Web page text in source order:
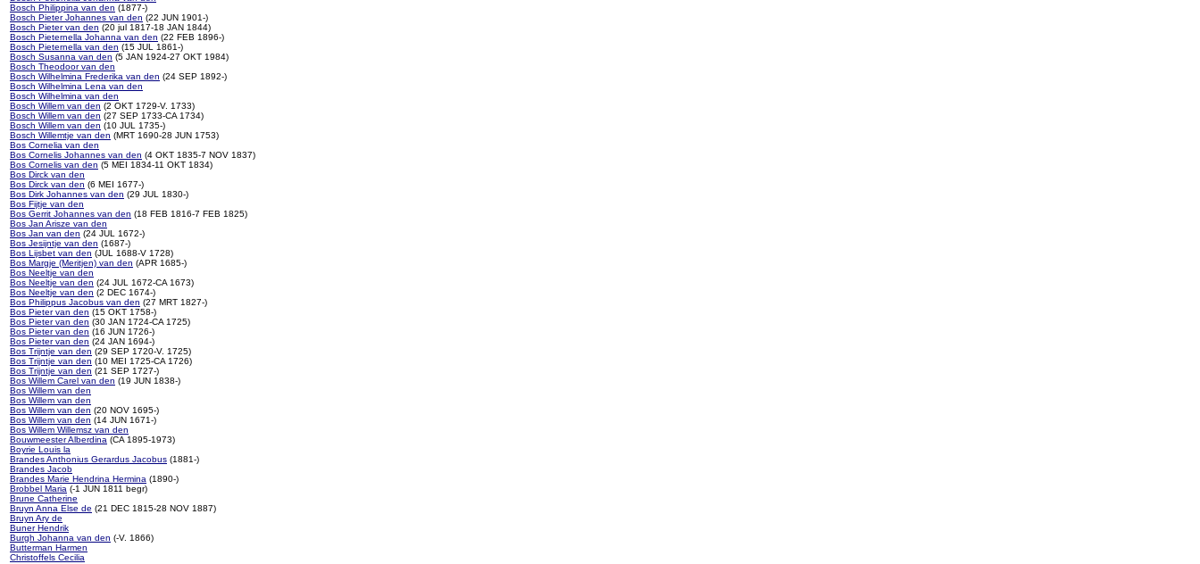
Bosch Philippina van den (1877-)
Bosch Pieter Johannes van den (22 JUN 1901-)
Bosch Pieter van den (20 jul 1817-18 JAN 1844)
Bosch Pieternella Johanna van den (22 FEB 1896-)
Bosch Pieternella van den (15 JUL 1861-)
Bosch Susanna van den (5 JAN 1924-27 OKT 1984)
Bosch Theodoor van den
Bosch Wilhelmina Frederika van den (24 SEP 1892-)
Bosch Wilhelmina Lena van den
Bosch Wilhelmina van den
Bosch Willem van den (2 OKT 1729-V. 1733)
Bosch Willem van den (27 SEP 1733-CA 1734)
Bosch Willem van den (10 JUL 1735-)
Bosch Willemtje van den (MRT 1690-28 JUN 1753)
Bos Cornelia van den
Bos Cornelis Johannes van den (4 OKT 1835-7 NOV 1837)
Bos Cornelis van den (5 MEI 1834-11 OKT 1834)
Bos Dirck van den
Bos Dirck van den (6 MEI 1677-)
Bos Dirk Johannes van den (29 JUL 1830-)
Bos Fijtje van den
Bos Gerrit Johannes van den (18 FEB 1816-7 FEB 1825)
Bos Jan Arisze van den
Bos Jan van den (24 JUL 1672-)
Bos Jesijntje van den (1687-)
Bos Lijsbet van den (JUL 1688-V 1728)
Bos Margje (Meritjen) van den (APR 1685-)
Bos Neeltje van den
Bos Neeltje van den (24 JUL 1672-CA 1673)
Bos Neeltje van den (2 DEC 1674-)
Bos Philippus Jacobus van den (27 MRT 1827-)
Bos Pieter van den (15 OKT 1758-)
Bos Pieter van den (30 JAN 1724-CA 1725)
Bos Pieter van den (16 JUN 1726-)
Bos Pieter van den (24 JAN 1694-)
Bos Trijntje van den (29 SEP 1720-V. 1725)
Bos Trijntje van den (10 MEI 1725-CA 1726)
Bos Trijntje van den (21 SEP 1727-)
Bos Willem Carel van den (19 JUN 1838-)
Bos Willem van den
Bos Willem van den
Bos Willem van den (20 NOV 1695-)
Bos Willem van den (14 JUN 1671-)
Bos Willem Willemsz van den
Bouwmeester Alberdina (CA 1895-1973)
Boyrie Louis la
Brandes Anthonius Gerardus Jacobus (1881-)
Brandes Jacob
Brandes Marie Hendrina Hermina (1890-)
Brobbel Maria (-1 JUN 1811 begr)
Brune Catherine
Bruyn Anna Else de (21 DEC 1815-28 NOV 1887)
Bruyn Ary de
Buner Hendrik
Burgh Johanna van den (-V. 1866)
Butterman Harmen
Christoffels Cecilia